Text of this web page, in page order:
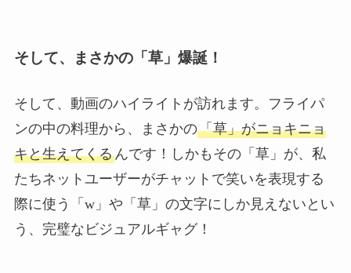
そして、まさかの「草」爆誕！
そして、動画のハイライトが訪れます。フライパ
ンの中の料理から、まさかの「草」がニョキニョ
キと生えてくるんです！しかもその「草」が、私
たちネットユーザーがチャットで笑いを表現する
際に使う「w」や「草」の文字にしか見えないとい
う、完璧なビジュアルギャグ！